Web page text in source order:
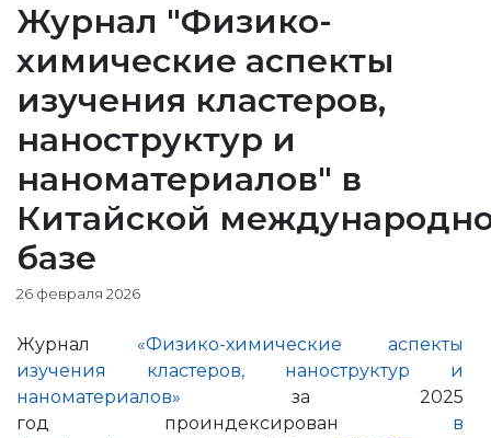
Журнал "Физико-
химические аспекты
изучения кластеров,
наноструктур и
наноматериалов" в
Китайской
базе
26 февраля 2026
Журнал «Физико-химические аспекты
изучения кластеров, наноструктур и
наноматериалов» за 2025
год проиндексирован в